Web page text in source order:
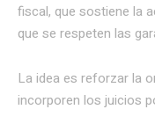
fiscal, que sostiene la
que se respeten las
La idea es reforzar la
incorporen los juicios